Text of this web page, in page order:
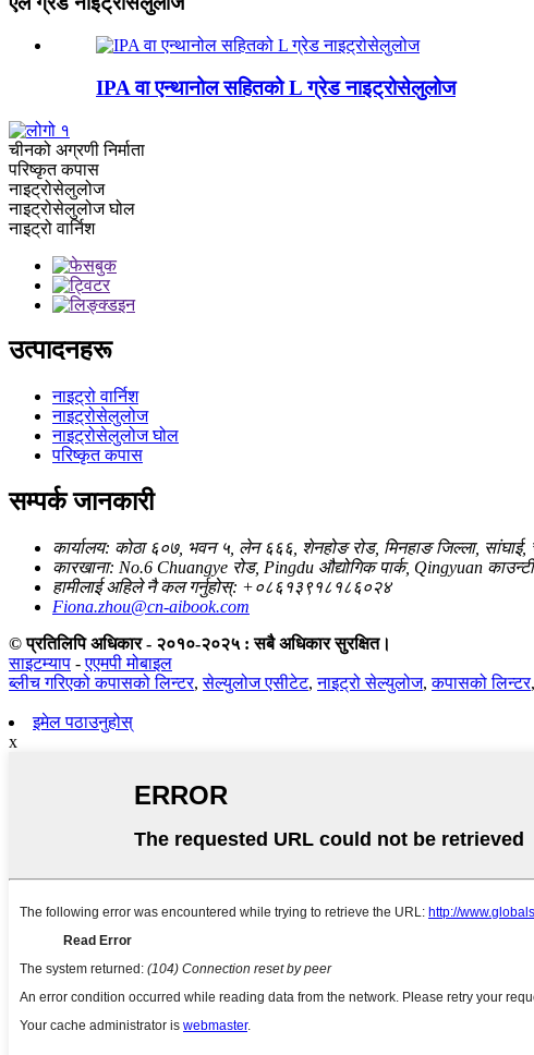
IPA वा एन्थानोल सहितको L ग्रेड नाइट्रोसेलुलोज
चीनको अग्रणी निर्माता
परिष्कृत कपास
नाइट्रोसेलुलोज
नाइट्रोसेलुलोज घोल
नाइट्रो वार्निश
उत्पादनहरू
नाइट्रो वार्निश
नाइट्रोसेलुलोज
नाइट्रोसेलुलोज घोल
परिष्कृत कपास
सम्पर्क जानकारी
कार्यालय: कोठा ६०७, भवन ५, लेन ६६६, शेनहोङ रोड, मिनहाङ जिल्ला, सांघाई,
कारखाना: No.6 Chuangye रोड, Pingdu औद्योगिक पार्क, Qingyuan
हामीलाई अहिले नै कल गर्नुहोस्: +०८६१३९१८१८६०२४
Fiona.zhou@cn-aibook.com
© प्रतिलिपि अधिकार - २०१०-२०२५ : सबै अधिकार सुरक्षित।
साइटम्याप -एएमपी मोबाइल
ब्लीच गरिएको कपासको लिन्टर,सेल्युलोज एसीटेट,नाइट्रो सेल्युलोज,कपासको लिन्टर
इमेल पठाउनुहोस्
x